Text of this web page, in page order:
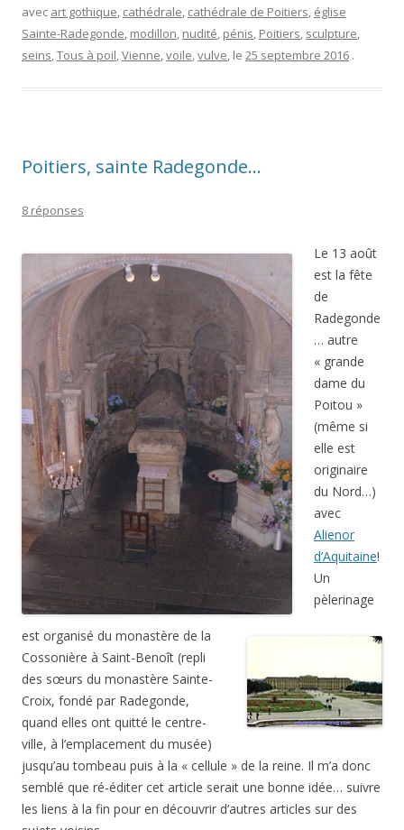
avec art gothique, cathédrale, cathédrale de Poitiers, église
Sainte-Radegonde, modillon, nudité, pénis, Poitiers, sculpture,
seins,Tous à poil,Vienne,voile,vulve, le 25 septembre 2016 .
Poitiers, sainte Radegonde…
8 réponses
Le 13 août
est la fête
de
Radegonde
… autre
« grande
dame du
Poitou »
(même si
elle est
originaire
du Nord…)
avec
Alienor
d’Aquitaine!
Un
pèlerinage
est organisé du monastère de la
Cossonière à Saint-Benoît (repli
des sœurs du monastère Sainte-
Croix, fondé par Radegonde,
quand elles ont quitté le centre-
ville, à l’emplacement du musée)
jusqu’au tombeau puis à la « cellule » de la reine. Il m’a donc
semblé que ré-éditer cet article serait une bonne idée… suivre
les liens à la fin pour en découvrir d’autres articles sur des